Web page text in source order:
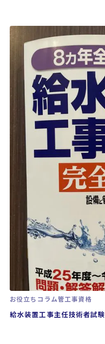
お役立ちコラム管工事資格
給水装置工事主任技術者試験